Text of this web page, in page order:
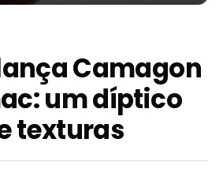
Camagon
um díptico
texturas